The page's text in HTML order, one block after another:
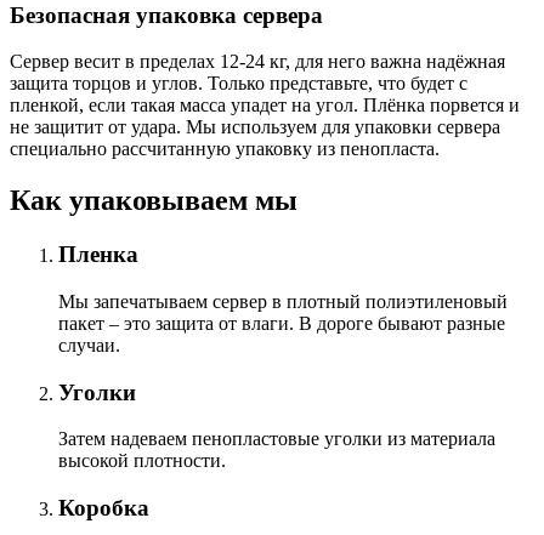
Безопасная упаковка сервера
Сервер весит в пределах 12-24 кг, для него важна надёжная
защита торцов и углов. Только представьте, что будет с
пленкой, если такая масса упадет на угол. Плёнка порвется и
не защитит от удара. Мы используем для упаковки сервера
специально расcчитанную упаковку из пенопласта.
Как упаковываем мы
Пленка
Мы запечатываем сервер в плотный полиэтиленовый
пакет – это защита от влаги. В дороге бывают разные
случаи.
Уголки
Затем надеваем пенопластовые уголки из материала
высокой плотности.
Коробка